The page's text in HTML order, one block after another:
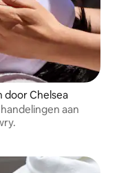
door Chelsea
aan